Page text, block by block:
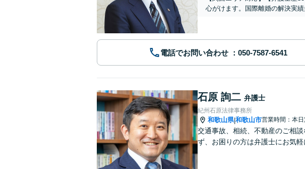
心がけます。国際離婚の解決実
電話でお問い合わせ
石原 詢二 弁護士
紀州石原法律事務所
和歌山県|和歌山市営業時間：本日
交通事故、相続、不動産のご相
ず、お困りの方は弁護士にお気軽